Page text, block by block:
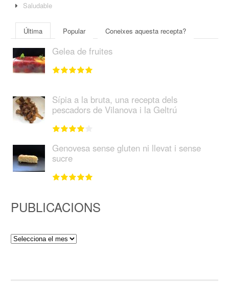
Saludable
Última Popular Coneixes aquesta recepta?
Gelea de fruites
Sípia a la bruta, una recepta dels
pescadors de Vilanova i la Geltrú
Genovesa sense gluten ni llevat i sense
sucre
PUBLICACIONS
Publicacions